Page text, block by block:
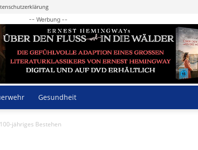
-- Werbung --
Gesundheit
jähriges Bestehen